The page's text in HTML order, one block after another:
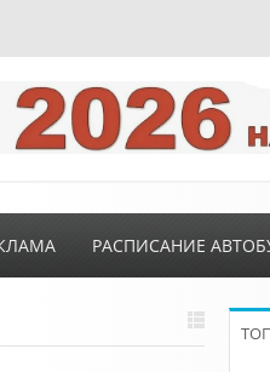
РАСПИСАНИЕ